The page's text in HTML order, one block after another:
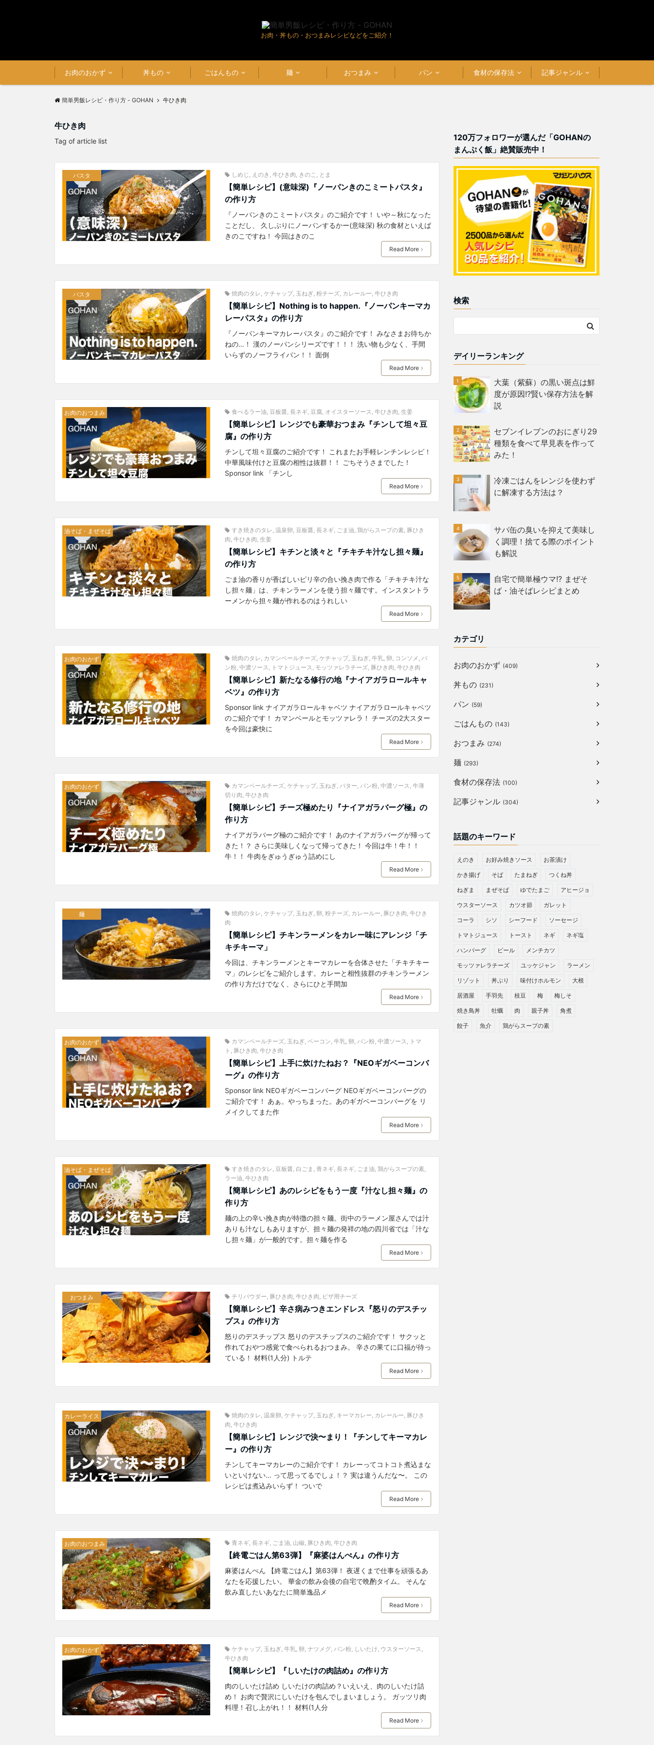
お肉・丼もの・おつまみレシピなどをご紹介！
お肉のおかず 丼もの ごはんもの 麺 おつまみ パン 食材の保存法 記事ジャンル
簡単男飯レシピ・作り方 - GOHAN 牛ひき肉
牛ひき肉
Tag of article list
パスタ しめじ , えのき , 牛ひき肉, きのこ , とま
【簡単レシピ】(意味深)『ノーパンきのこミートパスタ』
の作り方
『ノーパンきのこミートパスタ』のご紹介です！ いや～秋になった
ことだし、 久しぶりにノーパンするかー(意味深) 秋の食材といえば
きのこですね！ 今回はきのこ
Read More
パスタ 焼肉のタレ ケチャップ, 玉ねぎ 粉チーズ, カレールー 牛ひき肉
【簡単レシピ】Nothing is to happen.『ノーパンキーマカ
レーパスタ』の作り方
『ノーパンキーマカレーパスタ』のご紹介です！ みなさまお待ちか
ねの…！ 漢のノーパンシリーズです！！！ 洗い物も少なく、手間
いらずのノーフライパン！！ 面倒
Read More
お肉のおつまみ 食べるラー油 豆板醤 長ネギ, 豆腐, オイスターソース 牛ひき肉 生姜
【簡単レシピ】レンジでも豪華おつまみ『チンして坦々豆
腐』の作り方
チンして坦々豆腐のご紹介です！ これまたお手軽レンチンレシピ！
中華風味付けと豆腐の相性は抜群！！ ごちそうさまでした！
Sponsor link 「チンし
Read More
油そば・まぜそば すき焼きのタレ, 温泉卵, 豆板醤, 長ネギ, ごま油, 鶏がらスープの素, 豚ひき
肉, 牛ひき肉, 生姜
【簡単レシピ】キチンと淡々と『チキチキ汁なし担々麺』
の作り方
ごま油の香りが香ばしいピリ辛の合い挽き肉で作る「チキチキ汁な
し担々麺」は、チキンラーメンを使う担々麺です。インスタントラ
ーメンから担々麺が作れるのはうれしい
Read More
お肉のおかず 焼肉のタレ カマンベールチーズ, ケチャップ, 玉ねぎ 牛乳, 卵 コンソメ パ
ン粉, 中濃ソース トマトジュース モッツァレラチーズ, 豚ひき肉 牛ひき肉
【簡単レシピ】新たなる修行の地『ナイアガラロールキャ
ベツ』の作り方
Sponsor link ナイアガラロールキャベツ ナイアガラロールキャベツ
のご紹介です！ カマンベールとモッツァレラ！ チーズの2大スター
を今回は豪快に
Read More
お肉のおかず カマンベールチーズ, ケチャップ, 玉ねぎ バター パン粉, 中濃ソース 牛薄
切り肉 牛ひき肉
【簡単レシピ】チーズ極めたり『ナイアガラバーグ極』の
作り方
ナイアガラバーグ極のご紹介です！ あのナイアガラバーグが帰って
きた！？ さらに美味しくなって帰ってきた！ 今回は牛！牛！！
牛！！ 牛肉をぎゅうぎゅう詰めにし
Read More
麺 焼肉のタレ, ケチャップ, 玉ねぎ, 卵, 粉チーズ, カレールー, 豚ひき肉, 牛ひき
肉
【簡単レシピ】チキンラーメンをカレー味にアレンジ「チ
キチキーマ」
今回は、チキンラーメンとキーマカレーを合体させた「チキチキー
マ」のレシピをご紹介します。カレーと相性抜群のチキンラーメン
の作り方だけでなく、さらにひと手間加
Read More
お肉のおかず カマンベールチーズ, 玉ねぎ ベーコン 牛乳, 卵 パン粉, 中濃ソース
トマ
ト
豚ひき肉 牛ひき肉
【簡単レシピ】上手に炊けたねお？『NEOギガベーコンバ
ーグ』の作り方
Sponsor link NEOギガベーコンバーグ NEOギガベーコンバーグの
ご紹介です！ あぁ。やっちまった。あのギガベーコンバーグを リ
メイクしてまた作
Read More
油そば・まぜそば すき焼きのタレ 豆板醤 白ごま 青ネギ, 長ネギ, ごま油 鶏がらスープの素,
ラー油 牛ひき肉
【簡単レシピ】あのレシピをもう一度『汁なし担々麺』の
作り方
麺の上の辛い挽き肉が特徴の担々麺。街中のラーメン屋さんでは汁
ありも汁なしもありますが、担々麺の発祥の地の四川省では「汁な
し担々麺」が一般的です。担々麺を作る
Read More
おつまみ チリパウダー, 豚ひき肉, 牛ひき肉, ピザ用チーズ
【簡単レシピ】辛さ病みつきエンドレス『怒りのデスチッ
プス』の作り方
怒りのデスチップス 怒りのデスチップスのご紹介です！ サクッと
作れておやつ感覚で食べられるおつまみ。 辛さの果てに口福が待っ
ている！ 材料(1人分) トルテ
Read More
カレーライス 焼肉のタレ 温泉卵 ケチャップ, 玉ねぎ キーマカレー カレールー 豚ひき
肉 牛ひき肉
【簡単レシピ】レンジで決〜まり！『チンしてキーマカレ
ー』の作り方
チンしてキーマカレーのご紹介です！ カレーってコトコト煮込まな
いといけない… って思ってるでしょ！？ 実は違うんだな〜。 この
レシピは煮込みいらず！ ついで
Read More
お肉のおつまみ 青ネギ, 長ネギ, ごま油 山椒 豚ひき肉 牛ひき肉
【終電ごはん第63弾】『麻婆はんぺん』の作り方
麻婆はんぺん 【終電ごはん】第63弾！ 夜遅くまで仕事を頑張るあ
なたを応援したい。 華金の飲み会後の自宅で晩酌タイム。 そんな
飲み直したいあなたに簡単逸品メ
Read More
お肉のおかず ケチャップ, 玉ねぎ, 牛乳, 卵, ナツメグ, パン粉, しいたけ, ウスターソース,
牛ひき肉
【簡単レシピ】『しいたけの肉詰め』の作り方
肉のしいたけ詰め しいたけの肉詰め？いえいえ、肉のしいたけ詰
め！ お肉で贅沢にしいたけを包んでしまいましょう。 ガッツリ肉
料理！召し上がれ！！ 材料(1人分
Read More
120万フォロワーが選んだ「GOHANの
まんぷく飯」絶賛販売中！
検索
デイリーランキング
大葉（紫蘇）の黒い斑点は鮮
度が原因!?賢い保存方法を解
説
セブンイレブンのおにぎり29
種類を食べて早見表を作って
みた！
冷凍ごはんをレンジを使わず
に解凍する方法は？
サバ缶の臭いを抑えて美味し
く調理！捨てる際のポイント
も解説
自宅で簡単極ウマ!? まぜそ
ば・油そばレシピまとめ
カテゴリ
お肉のおかず (409)
丼もの (231)
パン (59)
ごはんもの (143)
おつまみ (274)
麺 (293)
食材の保存法 (100)
記事ジャンル (304)
話題のキーワード
えのき お好み焼きソース お茶漬け
かき揚げ そば たまねぎ つくね丼
ねぎま まぜそば ゆでたまご アヒージョ
ウスターソース カツオ節 ガレット
コーラ シソ シーフード ソーセージ
トマトジュース トースト ネギ ネギ塩
ハンバーグ ビール メンチカツ
モッツァレラチーズ ユッケジャン ラーメン
リゾット 丼ぶり 味付けホルモン 大根
居酒屋 手羽先 枝豆 梅 梅しそ
焼き鳥丼 牡蠣 肉 親子丼 角煮
餃子 魚介 鶏がらスープの素